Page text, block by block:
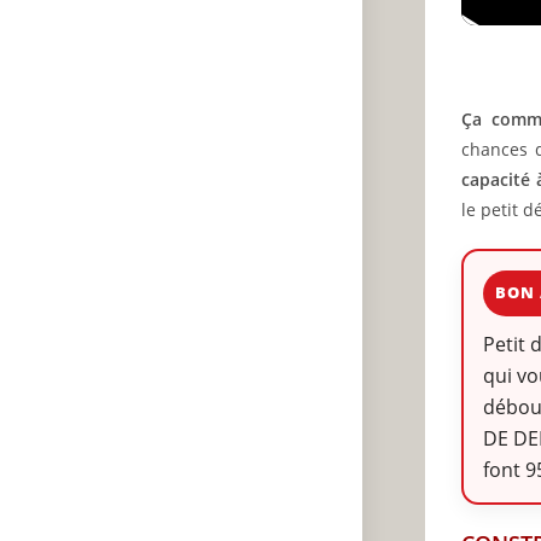
Ça
chances
capacité
le petit
BON
Petit
qui
DE
font